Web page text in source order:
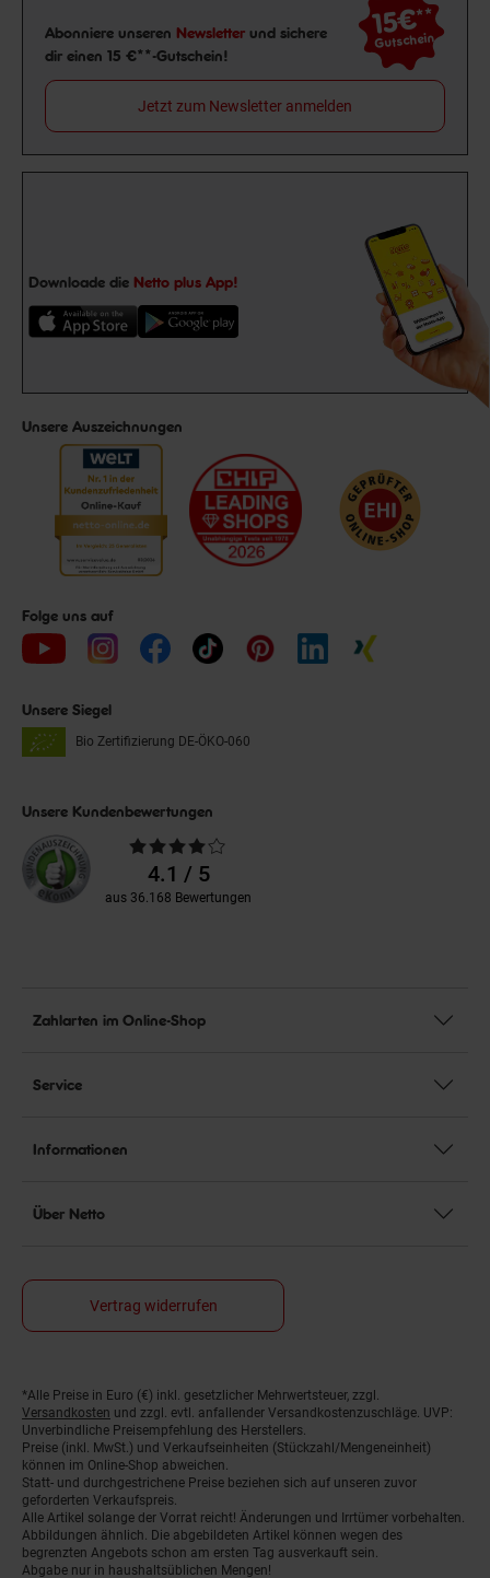
Newsletter Anmeldung
Abonniere unseren Newsletter und sichere
dir einen 15 €**-Gutschein!
15€**
Gutschein
Jetzt zum Newsletter anmelden
Downloade die Netto plus App!
Unsere Auszeichnungen
Folge uns auf
Unsere Siegel
Bio Zertifizierung DE-ÖKO-060
Unsere Kundenbewertungen
Durchschnittliche
Bewertungen4.1 / 5
aus 36.168 Bewertungen
Zahlarten im Online-Shop
Service
Informationen
Über Netto
Vertrag widerrufen
Fußnoten
*Alle Preise in Euro (€) inkl. gesetzlicher Mehrwertsteuer, zzgl.
Versandkosten und zzgl. evtl. anfallender Versandkostenzuschläge. UVP:
Unverbindliche Preisempfehlung des Herstellers.
Preise (inkl. MwSt.) und Verkaufseinheiten (Stückzahl/Mengeneinheit)
können im Online-Shop abweichen.
Statt- und durchgestrichene Preise beziehen sich auf unseren zuvor
geforderten Verkaufspreis.
Alle Artikel solange der Vorrat reicht! Änderungen und Irrtümer vorbehalten.
Abbildungen ähnlich. Die abgebildeten Artikel können wegen des
begrenzten Angebots schon am ersten Tag ausverkauft sein.
Abgabe nur in haushaltsüblichen Mengen!